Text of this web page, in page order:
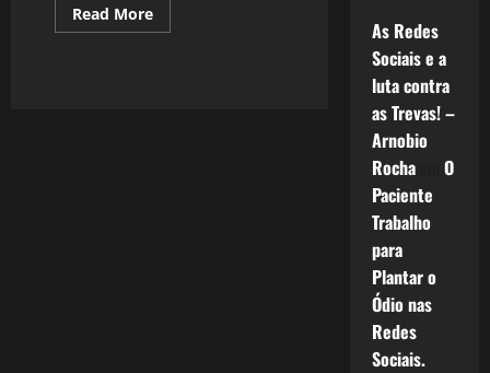
Read MoreRead
more
As Redes
Sociais e a
luta contra
as Trevas! –
Arnobio
Rochaem O
Paciente
Trabalho
para
Plantar o
Ódio nas
Redes
Sociais.